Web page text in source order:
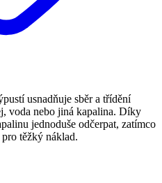
usnadňuje sběr a třídění
voda nebo jiná kapalina. Díky
jednoduše odčerpat, zatímco
těžký náklad.